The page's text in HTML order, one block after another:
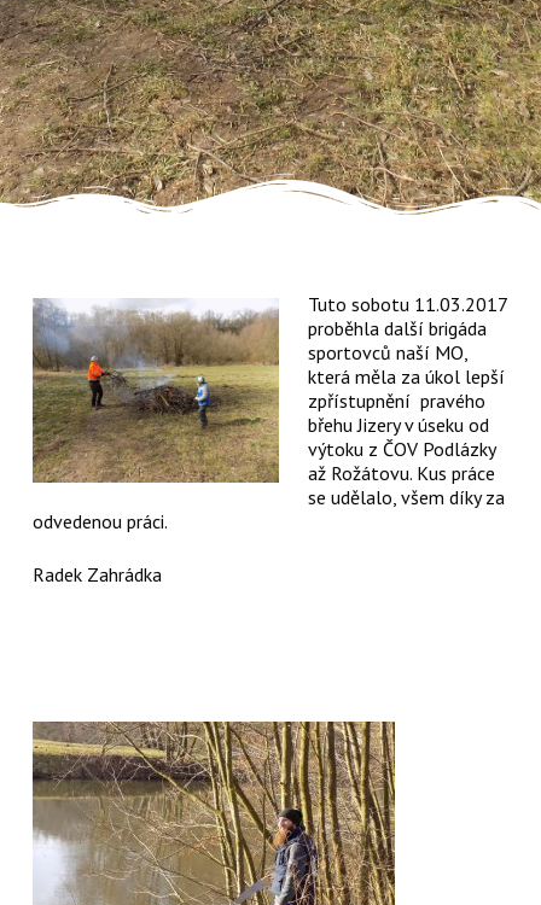
Tuto sobotu 11.03.2017
proběhla další brigáda
sportovců naší MO,
která měla za úkol lepší
zpřístupnění pravého
břehu Jizery v úseku od
výtoku z ČOV Podlázky
až Rožátovu. Kus práce
se udělalo, všem díky za
odvedenou práci.
Radek Zahrádka